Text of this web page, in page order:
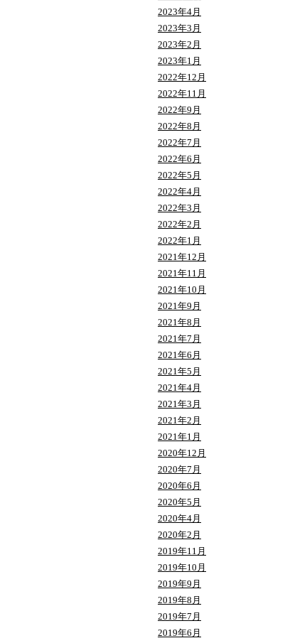
2023年4月
2023年3月
2023年2月
2023年1月
2022年12月
2022年11月
2022年9月
2022年8月
2022年7月
2022年6月
2022年5月
2022年4月
2022年3月
2022年2月
2022年1月
2021年12月
2021年11月
2021年10月
2021年9月
2021年8月
2021年7月
2021年6月
2021年5月
2021年4月
2021年3月
2021年2月
2021年1月
2020年12月
2020年7月
2020年6月
2020年5月
2020年4月
2020年2月
2019年11月
2019年10月
2019年9月
2019年8月
2019年7月
2019年6月